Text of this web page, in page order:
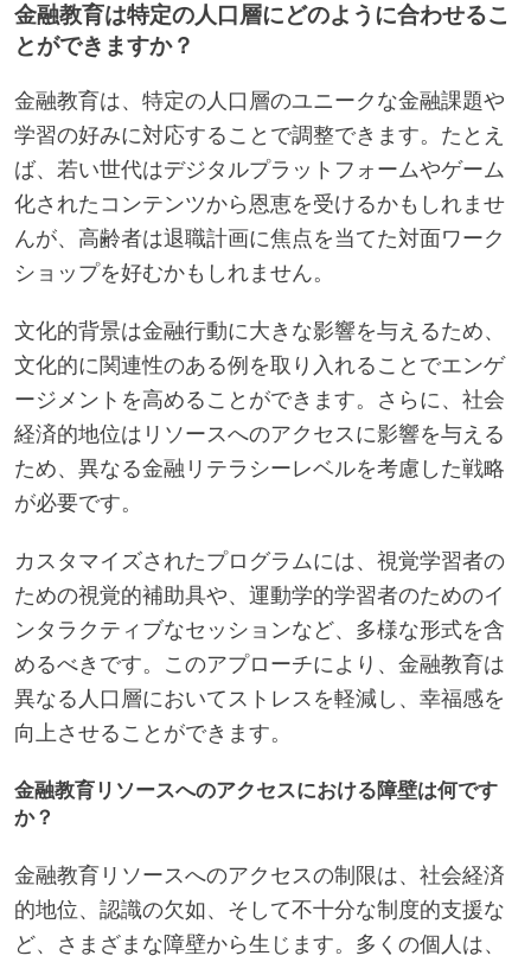
金融教育は特定の人口層にどのように合わせるこ
とができますか？
金融教育は、特定の人口層のユニークな金融課題や
学習の好みに対応することで調整できます。たとえ
ば、若い世代はデジタルプラットフォームやゲーム
化されたコンテンツから恩恵を受けるかもしれませ
んが、高齢者は退職計画に焦点を当てた対面ワーク
ショップを好むかもしれません。
文化的背景は金融行動に大きな影響を与えるため、
文化的に関連性のある例を取り入れることでエンゲ
ージメントを高めることができます。さらに、社会
経済的地位はリソースへのアクセスに影響を与える
ため、異なる金融リテラシーレベルを考慮した戦略
が必要です。
カスタマイズされたプログラムには、視覚学習者の
ための視覚的補助具や、運動学的学習者のためのイ
ンタラクティブなセッションなど、多様な形式を含
めるべきです。このアプローチにより、金融教育は
異なる人口層においてストレスを軽減し、幸福感を
向上させることができます。
金融教育リソースへのアクセスにおける障壁は何です
か？
金融教育リソースへのアクセスの制限は、社会経済
的地位、認識の欠如、そして不十分な制度的支援な
ど、さまざまな障壁から生じます。多くの個人は、